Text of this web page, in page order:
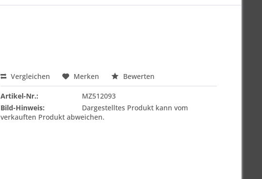
Vergleichen Merken Bewerten
Artikel-Nr.:
MZ512093
Bild-Hinweis:
Dargestelltes Produkt kann vom
verkauften Produkt abweichen.